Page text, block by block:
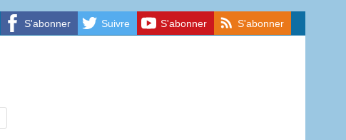
S'abonner Suivre S'abonner S'abonner